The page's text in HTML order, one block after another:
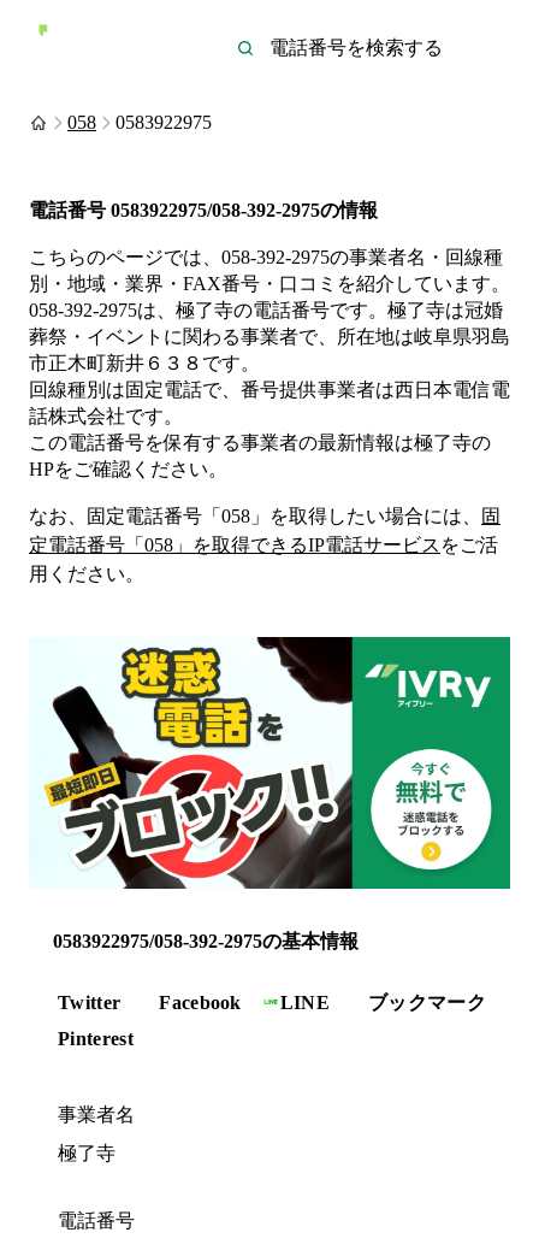
058 0583922975
電話番号 0583922975/058-392-2975の情報
こちらのページでは、 058-392-2975の事業者名・回線種
別・地域・業界・FAX番号・口コミを紹介しています。
058-392-2975は、 極了寺の電話番号です。 極了寺は冠婚
葬祭・イベント に関わる事業者で、所在地は岐阜県羽島
市正木町新井６３８ です。
回線種別は固定電話で、番号提供事業者は西日本電信電
話株式会社です。
この電話番号を保有する事業者の最新情報は極了寺の
HPをご確認ください。
なお、固定電話番号「 058 」を取得したい場合には、
固
定電話番号「 058 」を取得できるIP電話サービス をご活
用ください。
0583922975/058-392-2975の基本情報
Twitter Facebook LINE
ブックマーク
Pinterest
事業者名
極了寺
電話番号